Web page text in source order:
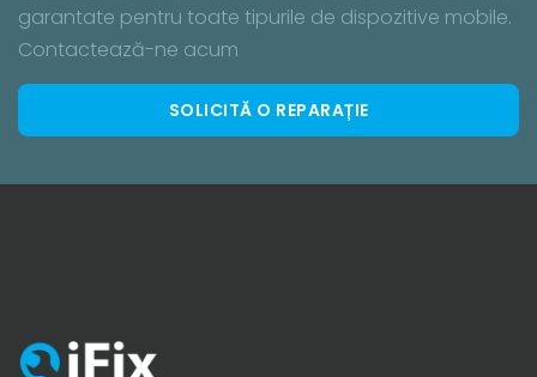
garantate pentru toate tipurile de dispozitive mobile.
Contactează-ne acum
SOLICITĂ O REPARAȚIE